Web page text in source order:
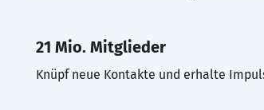
21 Mio. Mitglieder
Knüpf neue Kontakte und erhalte